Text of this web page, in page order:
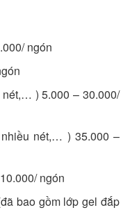
ngón
) 5.000 – 30.000/
nét,… ) 35.000 –
ngón
bao gồm lớp gel đắp